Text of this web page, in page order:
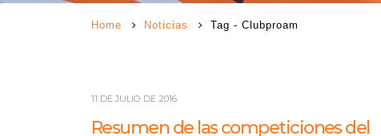
Home Noticias Tag - Clubproam
11 DE JULIO DE 2016
Resumen de las competiciones del